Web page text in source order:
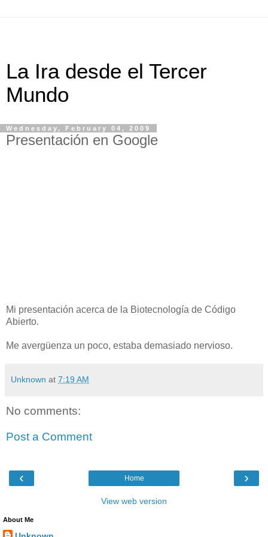
La Ira desde el Tercer
Mundo
Wednesday, February 04, 2009
Presentación en Google
Mi presentación acerca de la Biotecnología de Código
Abierto.
Me avergüenza un poco, estaba demasiado nervioso.
Unknown at 7:19 AM
No comments:
Post a Comment
‹ ›
Home
View web version
About Me